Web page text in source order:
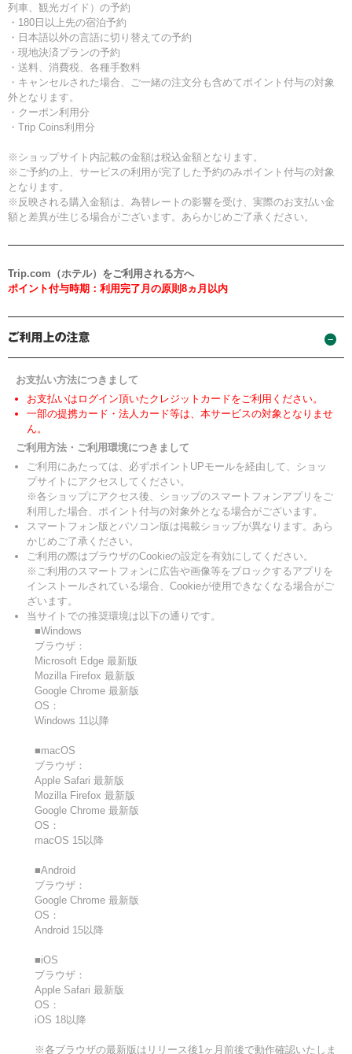
列車、観光ガイド）の予約
・180日以上先の宿泊予約
・日本語以外の言語に切り替えての予約
・現地決済プランの予約
・送料、消費税、各種手数料
・キャンセルされた場合、ご一緒の注文分も含めてポイント付与の対象
外となります。
・クーポン利用分
・Trip Coins利用分
※ショップサイト内記載の金額は税込金額となります。
※ご予約の上、サービスの利用が完了した予約のみポイント付与の対象
となります。
※反映される購入金額は、為替レートの影響を受け、実際のお支払い金
額と差異が生じる場合がございます。あらかじめご了承ください。
Trip.com（ホテル）をご利用される方へ
ポイント付与時期：利用完了月の原則8ヵ月以内
お支払い方法につきまして
お支払いはログイン頂いたクレジットカードをご利用ください。
一部の提携カード・法人カード等は、本サービスの対象となりませ
ん。
ご利用方法・ご利用環境につきまして
ご利用にあたっては、必ずポイントUPモールを経由して、ショッ
プサイトにアクセスしてください。
※各ショップにアクセス後、ショップのスマートフォンアプリをご
利用した場合、ポイント付与の対象外となる場合がございます。
スマートフォン版とパソコン版は掲載ショップが異なります。あら
かじめご了承ください。
ご利用の際はブラウザのCookieの設定を有効にしてください。
※ご利用のスマートフォンに広告や画像等をブロックするアプリを
インストールされている場合、Cookieが使用できなくなる場合がご
ざいます。
当サイトでの推奨環境は以下の通りです。
■Windows
ブラウザ：
Microsoft Edge 最新版
Mozilla Firefox 最新版
Google Chrome 最新版
OS：
Windows 11以降
■macOS
ブラウザ：
Apple Safari 最新版
Mozilla Firefox 最新版
Google Chrome 最新版
OS：
macOS 15以降
■Android
ブラウザ：
Google Chrome 最新版
OS：
Android 15以降
■iOS
ブラウザ：
Apple Safari 最新版
OS：
iOS 18以降
※各ブラウザの最新版はリリース後1ヶ月前後で動作確認いたしま